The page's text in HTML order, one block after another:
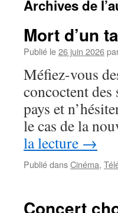
Archives de
Mort d’un
Publié le26 juin 2026
Méfiez-vous
concoctent
pays et
le cas de la
la lecture →
Publié dansCinéma,
Concert